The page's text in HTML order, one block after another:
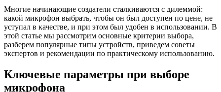
Многие начинающие создатели сталкиваются с дилеммой:
какой микрофон выбрать, чтобы он был доступен по цене, не
уступал в качестве, и при этом был удобен в использовании. В
этой статье мы рассмотрим основные критерии выбора,
разберем популярные типы устройств, приведем советы
экспертов и рекомендации по практическому использованию.
Ключевые параметры при выборе
микрофона